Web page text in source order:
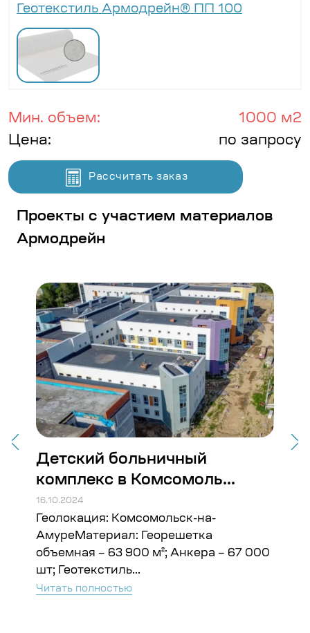
Геотекстиль Армодрейн® ПП 100
Мин. объем:
1000 м2
Цена:
по запросу
Рассчитать заказ
Проекты с участием материалов
Армодрейн
Детский больничный
комплекс в Комсомоль...
16.10.2024
Геолокация: Комсомольск-на-
АмуреМатериал: Георешетка
объемная – 63 900 м²; Анкера – 67 000
шт; Геотекстиль...
Читать полностью